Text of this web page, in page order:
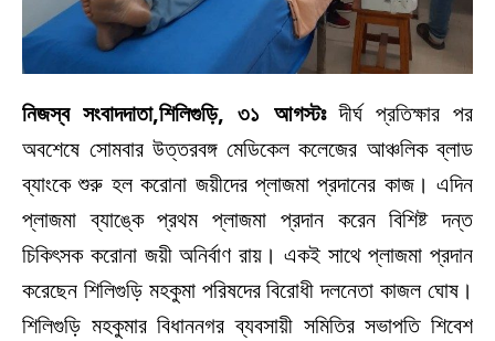
নিজস্ব সংবাদদাতা,শিলিগুড়ি, ৩১ আগস্টঃদীর্ঘ প্রতিক্ষার পর
অবশেষে সোমবার উত্তরবঙ্গ মেডিকেল কলেজের আঞ্চলিক ব্লাড
ব্যাংকে শুরু হল করোনা জয়ীদের প্লাজমা প্রদানের কাজ। এদিন
প্লাজমা ব্যাঙ্কে প্রথম প্লাজমা প্রদান করেন বিশিষ্ট দন্ত
চিকিৎসক করোনা জয়ী অনির্বাণ রায়। একই সাথে প্লাজমা প্রদান
করেছেন শিলিগুড়ি মহকুমা পরিষদের বিরোধী দলনেতা কাজল ঘোষ।
শিলিগুড়ি মহকুমার বিধাননগর ব্যবসায়ী সমিতির সভাপতি শিবেশ